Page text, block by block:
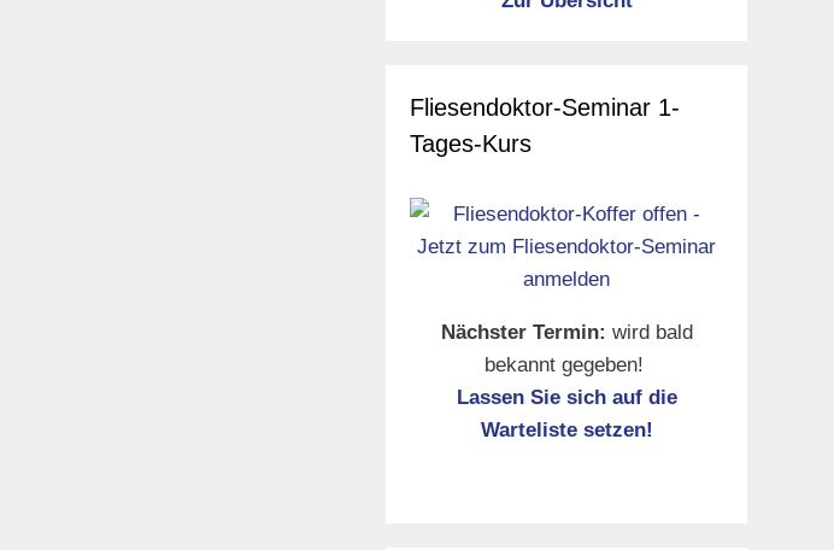
Fliesendoktor-Seminar 1-
Tages-Kurs
Nächster Termin: wird bald
bekannt gegeben!
Lassen Sie sich auf die
Warteliste setzen!